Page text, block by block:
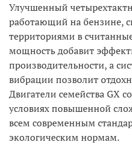
Улучшенный
работающий на бензине,
территориями в
мощность добавит
производительности, а
вибрации позволит
Двигатели семействаGX
условиях повышенной
всем современным
экологическим нормам.